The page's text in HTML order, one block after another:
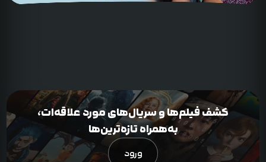
کشف فیلم‌ها و سریال‌های مورد علاقه‌ات،
به‌همراه تازه‌ترین‌ها
ورود